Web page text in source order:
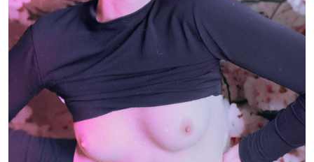
フレンドリンク
ヘンタイ 4k
セックスビデオ
ポルノビデオ